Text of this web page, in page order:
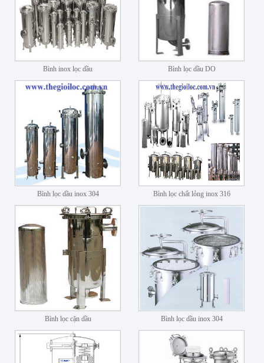
Bình inox lọc dầu Bình lọc dầu DO
Bình lọc dầu inox 304 Bình lọc chất lỏng inox 316
Bình lọc cặn dầu Bình lọc dầu inox 304